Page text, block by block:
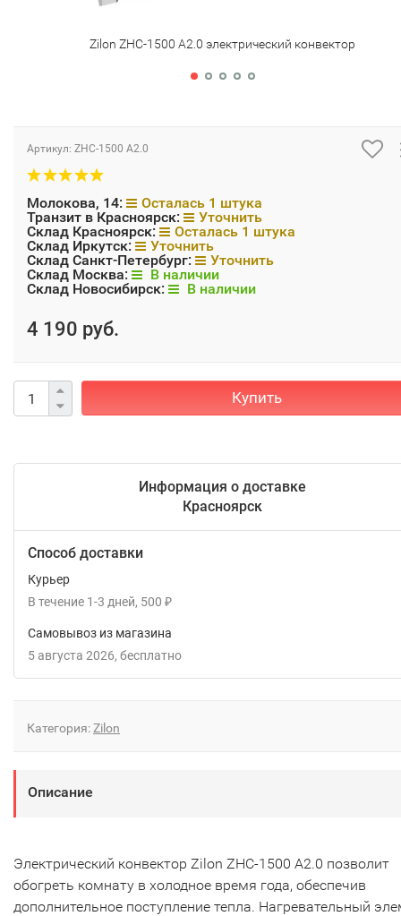
Zilon ZHC-1500 А2.0 электрический конвектор
Артикул: ZHC-1500 А2.0
Молокова, 14:
Осталась 1 штука
Транзит в Красноярск:
Уточнить
Склад Красноярск:
Осталась 1 штука
Склад Иркутск:
Уточнить
Склад Санкт-Петербург:
Уточнить
Склад Москва:
В наличии
Склад Новосибирск:
В наличии
4 190 руб.
Купить
Информация о доставке
Красноярск
Способ доставки
Курьер
В течение 1-3 дней 500 ₽
Самовывоз из магазина
5 августа 2026
Бесплатно
Категория:Zilon
Описание
Электрический конвектор Zilon ZHC-1500 А2.0 позволит
обогреть комнату в холодное время года, обеспечив
дополнительное поступление тепла. Нагревательный